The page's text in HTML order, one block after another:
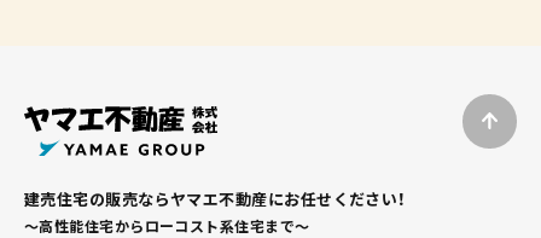
建売住宅の販売ならヤマエ不動産にお任せください！
～高性能住宅からローコスト系住宅まで～